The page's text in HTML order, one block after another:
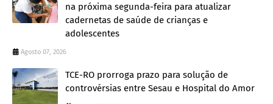
na próxima segunda-feira para atualizar
cadernetas de saúde de crianças e
adolescentes
Agosto 07, 2026
TCE-RO prorroga prazo para solução de
controvérsias entre Sesau e Hospital do Amor